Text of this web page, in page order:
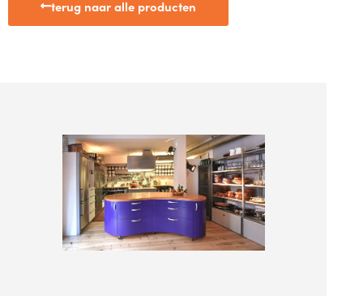
terug naar alle producten